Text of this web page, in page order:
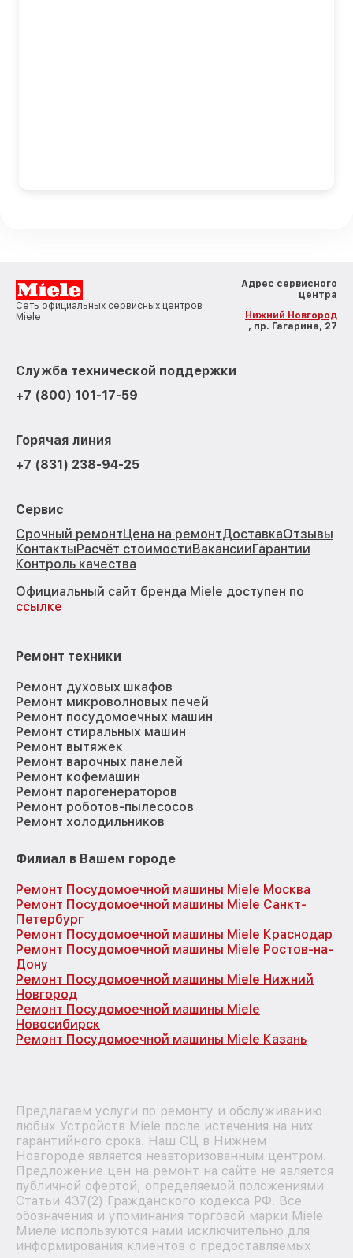
Сеть официальных сервисных центров
Miele
Адрес сервисного
центра
Нижний Новгород
, пр. Гагарина, 27
Служба технической поддержки
+7 (800) 101-17-59
Горячая линия
+7 (831) 238-94-25
Сервис
Срочный ремонтЦена на ремонтДоставкаОтзывы
КонтактыРасчёт стоимостиВакансииГарантии
Контроль качества
Официальный сайт бренда Miele доступен по
ссылке
Ремонт техники
Ремонт духовых шкафов
Ремонт микроволновых печей
Ремонт посудомоечных машин
Ремонт стиральных машин
Ремонт вытяжек
Ремонт варочных панелей
Ремонт кофемашин
Ремонт парогенераторов
Ремонт роботов-пылесосов
Ремонт холодильников
Филиал в Вашем городе
Ремонт Посудомоечной машины Miele Москва
Ремонт Посудомоечной машины Miele Санкт-
Петербург
Ремонт Посудомоечной машины Miele Краснодар
Ремонт Посудомоечной машины Miele Ростов-на-
Дону
Ремонт Посудомоечной машины Miele Нижний
Новгород
Ремонт Посудомоечной машины Miele
Новосибирск
Ремонт Посудомоечной машины Miele Казань
Предлагаем услуги по ремонту и обслуживанию
любых Устройств Miele после истечения на них
гарантийного срока. Наш СЦ в Нижнем
Новгороде является неавторизованным центром.
Предложение цен на ремонт на сайте не является
публичной офертой, определяемой положениями
Статьи 437(2) Гражданского кодекса РФ. Все
обозначения и упоминания торговой марки Miele
Миеле используются нами исключительно для
информирования клиентов о предоставляемых